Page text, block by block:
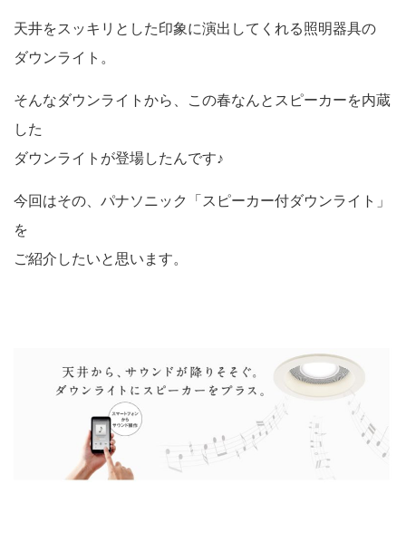
天井をスッキリとした印象に演出してくれる照明器具の
ダウンライト。
そんなダウンライトから、この春なんとスピーカーを内蔵
した
ダウンライトが登場したんです♪
今回はその、パナソニック「スピーカー付ダウンライト」
を
ご紹介したいと思います。